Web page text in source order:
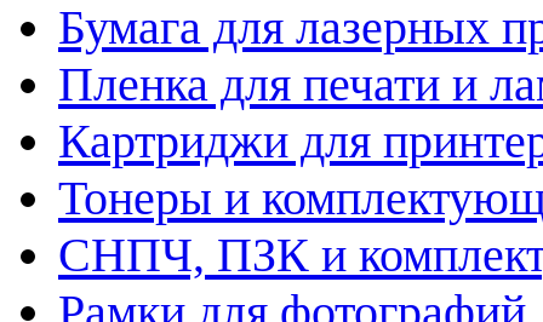
Бумага для лазерных
Пленка для печати и
Картриджи для
Тонеры и
СНПЧ, ПЗК и